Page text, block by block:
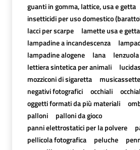
guanti in gomma, lattice, usa e getta
insetticidi per uso domestico
lacci per scarpe
lamette usa e getta
lampadine a incandescenza
lampadine alogene
lana
lenzuola
lettiera sintetica per animali
mozziconi di sigaretta
musicassette
negativi fotografici
occhiali
oggetti formati da più materiali
palloni
palloni da gioco
panni elettrostatici per la polvere
pellicola fotografica
peluche